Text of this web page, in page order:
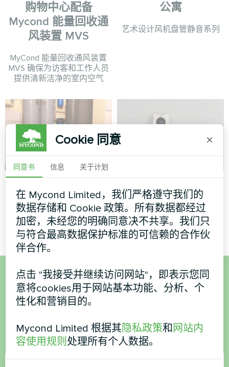
购物中心配备
Mycond 能量回收通
风装置 MVS
MyCond 能量回收通风装置
MVS 确保为访客和工作人员
提供清新洁净的室内空气
公寓
艺术设计风机盘管静音系列
分体式热泵 Artic Home Smart
系列
加热地板恒温器 Mycond ORB
Heat
想购买或有疑问？
名称
Cookie 同意 ×
同意书 信息 关于计划
在 Mycond Limited，我们严格遵守我们的
数据存储和 Cookie 政策。所有数据都经过
加密，未经您的明确同意决不共享。我们只
与符合最高数据保护标准的可信赖的合作伙
伴合作。
点击 "我接受并继续访问网站"，即表示您同
意将cookies用于网站基本功能、分析、个
性化和营销目的。
Mycond Limited 根据其隐私政策和 网站内
容使用规则处理所有个人数据。